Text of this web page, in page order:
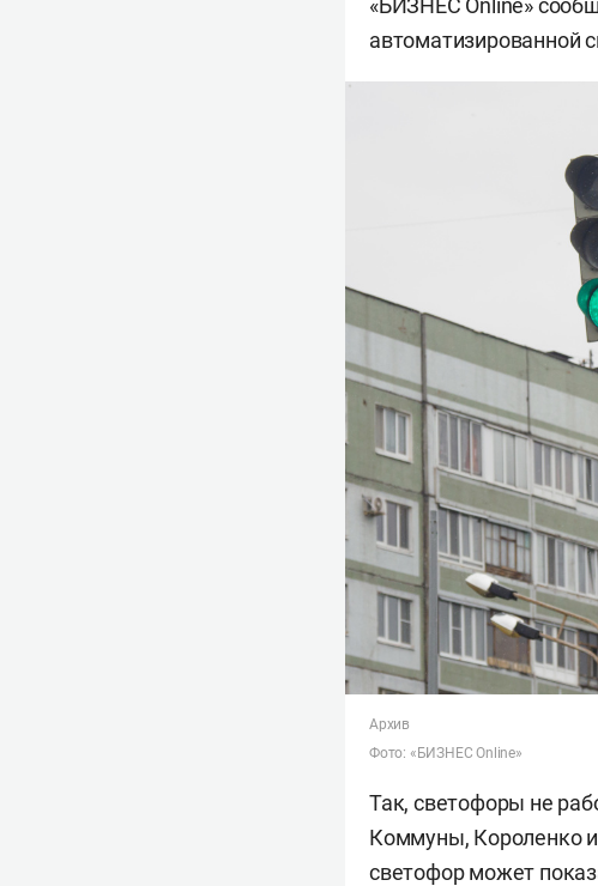
«БИЗНЕС Online»
Архив
Фото: «БИЗНЕС Online»
Так, светофоры не
Коммуны, Короленко
светофор может